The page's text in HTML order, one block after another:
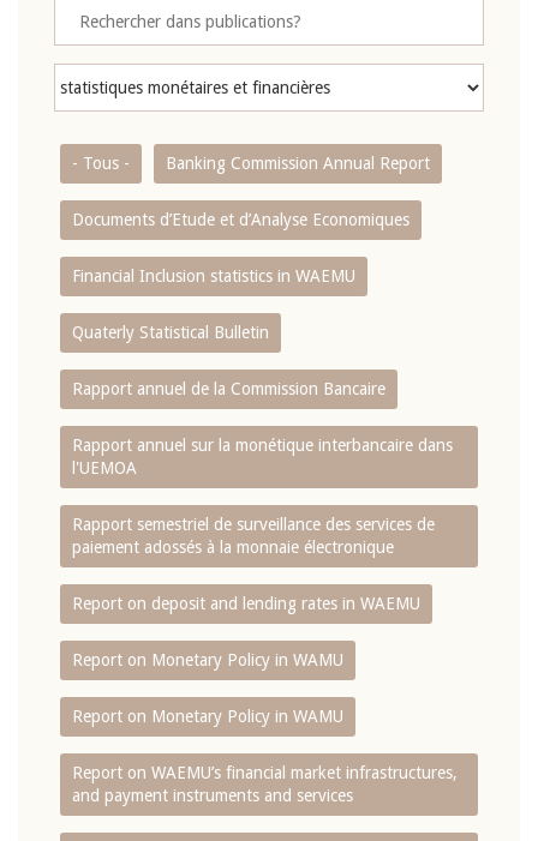
- Tous - Banking Commission Annual Report
Documents d’Etude et d’Analyse Economiques
Financial Inclusion statistics in WAEMU
Quaterly Statistical Bulletin
Rapport annuel de la Commission Bancaire
Rapport annuel sur la monétique interbancaire dans
l'UEMOA
Rapport semestriel de surveillance des services de
paiement adossés à la monnaie électronique
Report on deposit and lending rates in WAEMU
Report on Monetary Policy in WAMU
Report on Monetary Policy in WAMU
Report on WAEMU’s financial market infrastructures,
and payment instruments and services